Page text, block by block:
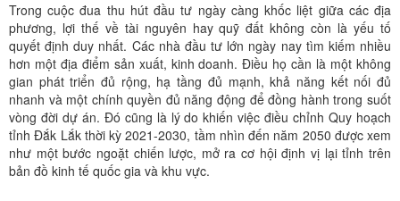
Trong cuộc đua thu hút đầu tư ngày càng khốc liệt giữa các địa
phương, lợi thế về tài nguyên hay quỹ đất không còn là yếu tố
quyết định duy nhất. Các nhà đầu tư lớn ngày nay tìm kiếm nhiều
hơn một địa điểm sản xuất, kinh doanh. Điều họ cần là một không
gian phát triển đủ rộng, hạ tầng đủ mạnh, khả năng kết nối đủ
nhanh và một chính quyền đủ năng động để đồng hành trong suốt
vòng đời dự án. Đó cũng là lý do khiến việc điều chỉnh Quy hoạch
tỉnh Đắk Lắk thời kỳ 2021-2030, tầm nhìn đến năm 2050 được xem
như một bước ngoặt chiến lược, mở ra cơ hội định vị lại tỉnh trên
bản đồ kinh tế quốc gia và khu vực.